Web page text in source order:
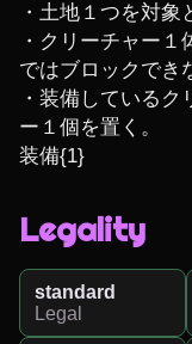
・土地１つを対象
・クリーチャー
ではブロックでき
・装備している
ー１個を置く。
装備{1}
Legality
standard
Legal